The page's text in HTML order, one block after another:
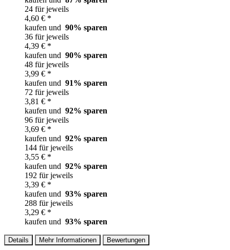
24 für jeweils
4,60 € *
kaufen und 90% sparen
36 für jeweils
4,39 € *
kaufen und 90% sparen
48 für jeweils
3,99 € *
kaufen und 91% sparen
72 für jeweils
3,81 € *
kaufen und 92% sparen
96 für jeweils
3,69 € *
kaufen und 92% sparen
144 für jeweils
3,55 € *
kaufen und 92% sparen
192 für jeweils
3,39 € *
kaufen und 93% sparen
288 für jeweils
3,29 € *
kaufen und 93% sparen
Details Mehr Informationen Bewertungen